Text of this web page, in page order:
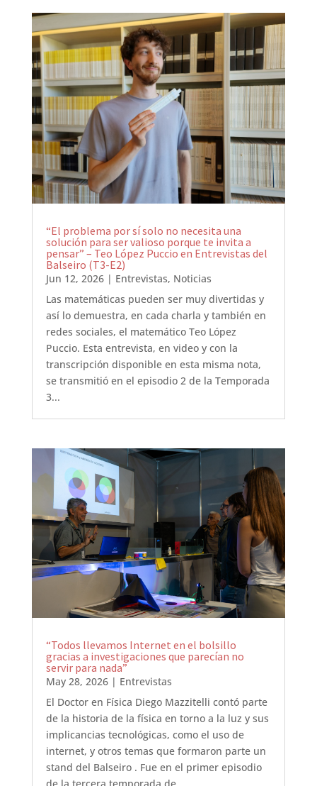
“El problema por sí solo no necesita una
solución para ser valioso porque te invita a
pensar” – Teo López Puccio en Entrevistas del
Balseiro (T3-E2)
Jun 12, 2026| Entrevistas, Noticias
Las matemáticas pueden ser muy divertidas y
así lo demuestra, en cada charla y también en
redes sociales, el matemático Teo López
Puccio. Esta entrevista, en video y con la
transcripción disponible en esta misma nota,
se transmitió en el episodio 2 de la Temporada
3...
“Todos llevamos Internet en el bolsillo
gracias a investigaciones que parecían no
servir para nada”
May 28, 2026| Entrevistas
El Doctor en Física Diego Mazzitelli contó parte
de la historia de la física en torno a la luz y sus
implicancias tecnológicas, como el uso de
internet, y otros temas que formaron parte un
stand del Balseiro . Fue en el primer episodio